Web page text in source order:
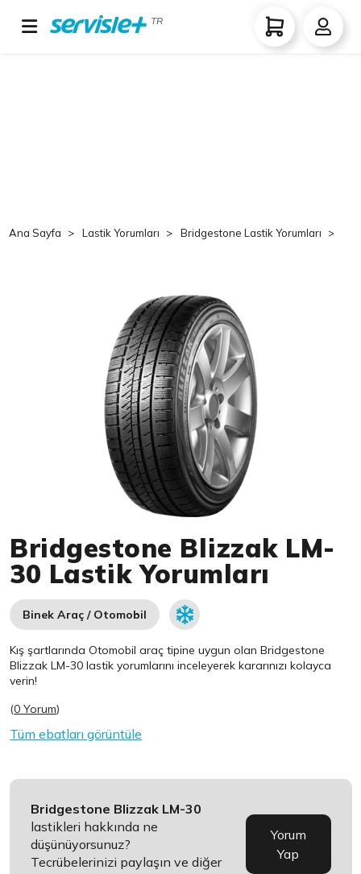
TR
Ana Sayfa Lastik Yorumları Bridgestone Lastik Yorumları
Bridgestone Blizzak LM-
30 Lastik Yorumları
Binek Araç / Otomobil
Kış şartlarında Otomobil araç tipine uygun olanBridgestone
Blizzak LM-30 lastik yorumlarını inceleyerek kararınızı kolayca
verin!
(0 Yorum)
Tüm ebatları görüntüle
Bridgestone Blizzak LM-30
lastikleri hakkında ne
düşünüyorsunuz?
Tecrübelerinizi paylaşın ve diğer
Yorum
Yap